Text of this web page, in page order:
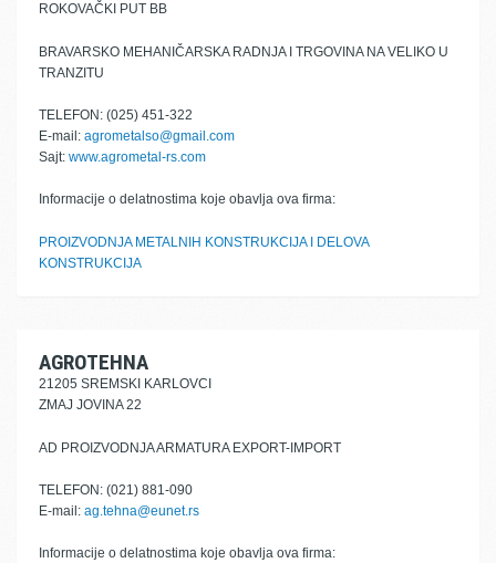
ROKOVAČKI PUT BB
BRAVARSKO MEHANIČARSKA RADNJA I TRGOVINA NA VELIKO U
TRANZITU
TELEFON: (025) 451-322
E-mail: agrometalso@gmail.com
Sajt: www.agrometal-rs.com
Informacije o delatnostima koje obavlja ova firma:
PROIZVODNJA METALNIH KONSTRUKCIJA I DELOVA
KONSTRUKCIJA
AGROTEHNA
21205 SREMSKI KARLOVCI
ZMAJ JOVINA 22
AD PROIZVODNJA ARMATURA EXPORT-IMPORT
TELEFON: (021) 881-090
E-mail: ag.tehna@eunet.rs
Informacije o delatnostima koje obavlja ova firma: